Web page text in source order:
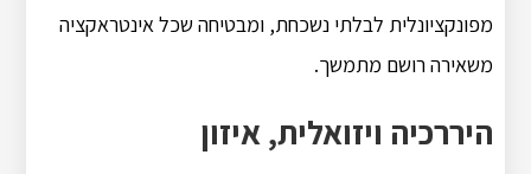
מפונקציונלית לבלתי נשכחת, ומבטיחה שכל אינטראקציה
משאירה רושם מתמשך.
היררכיה ויזואלית, איזון